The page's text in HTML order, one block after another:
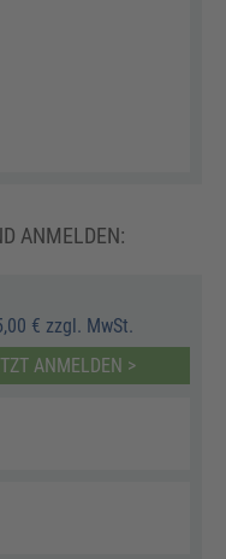
ANMELDEN:
€ zzgl. MwSt.
ANMELDEN >